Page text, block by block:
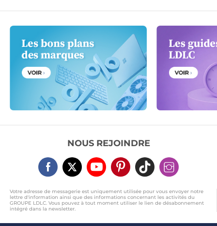
NOUS REJOINDRE
Votre adresse de messagerie est uniquement utilisée pour vous envoyer notre
lettre d'information ainsi que des informations concernant les activités du
GROUPE LDLC. Vous pouvez à tout moment utiliser le lien de désabonnement
intégré dans la newsletter.